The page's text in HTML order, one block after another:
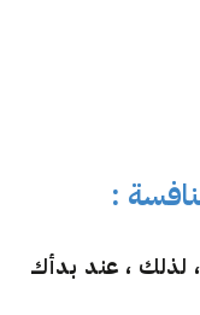
:
لذلك ، عند بدأك